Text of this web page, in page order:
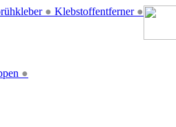
● Klebstoffentferner ●
●